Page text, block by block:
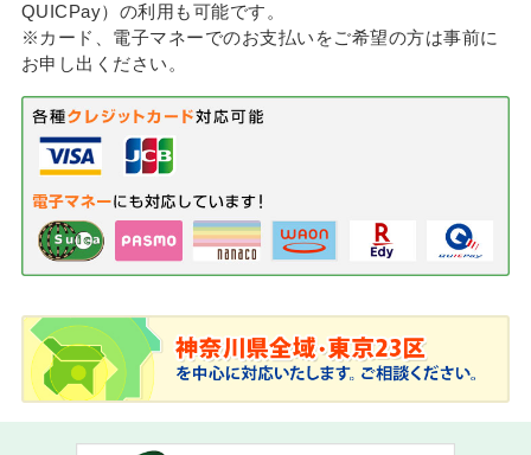
QUICPay）の利用も可能です。
※カード、電子マネーでのお支払いをご希望の方は事前に
お申し出ください。